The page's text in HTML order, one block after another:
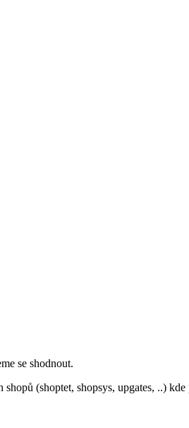
se shodnout.
(shoptet, shopsys, upgates, ..)